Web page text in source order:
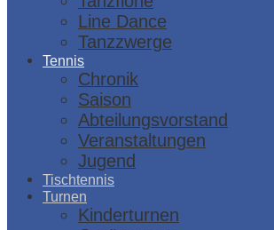
Line Dance
Tanzzwerge
Tennis
Chronik
Saison
Abteilungsvorstand
Veranstaltungen
Jugend
Tischtennis
Turnen
Kinderturnen